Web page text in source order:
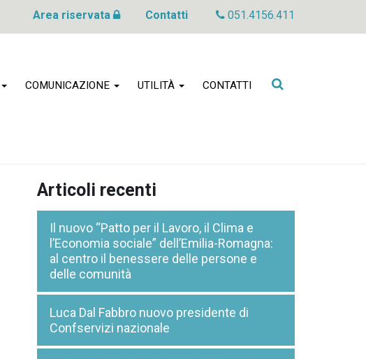
Area riservata Contatti 051.4156.411
COMUNICAZIONE UTILITÀ CONTATTI
Cerca
Articoli recenti
Il nuovo “Patto per il Lavoro, il Clima e
l’Economia sociale” dell’Emilia-Romagna:
al centro il benessere delle persone e
delle comunità
Luca Dal Fabbro nuovo presidente di
Confservizi nazionale